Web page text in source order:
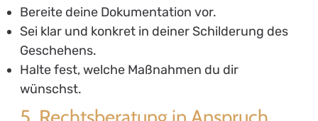
Bereite deine Dokumentation vor.
Sei klar und konkret in deiner Schilderung des
Geschehens.
Halte fest, welche Maßnahmen du dir
wünschst.